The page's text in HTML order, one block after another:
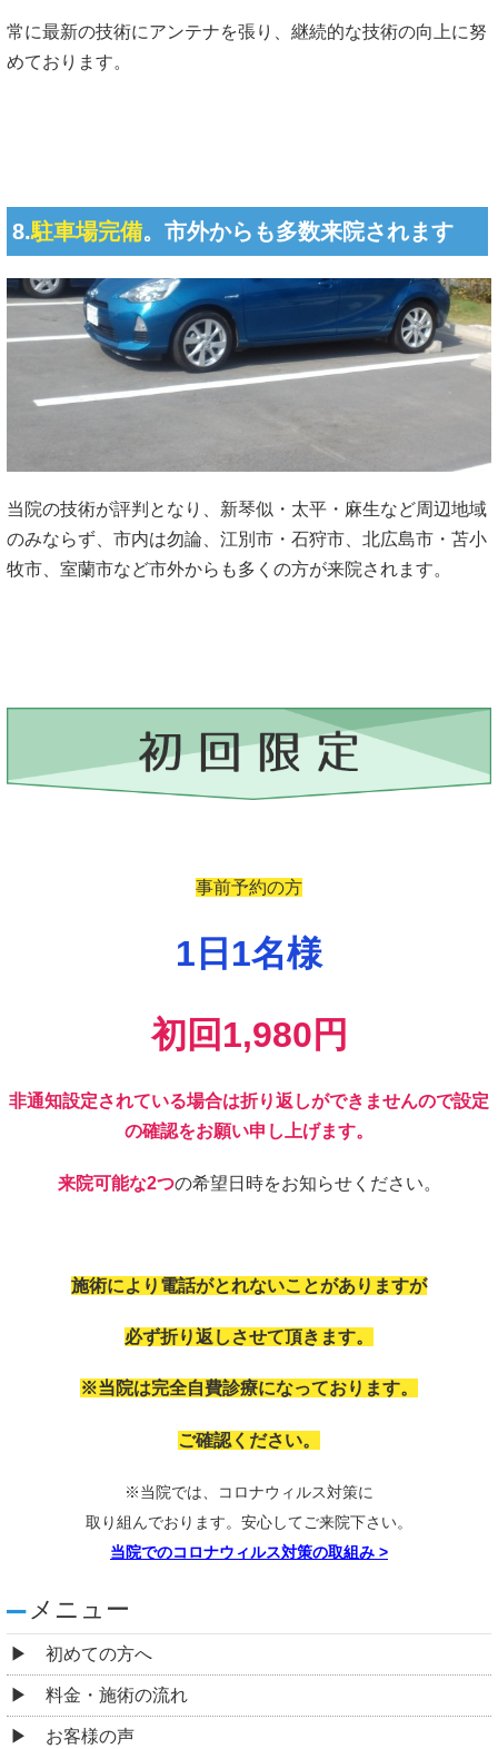
常に最新の技術にアンテナを張り、継続的な技術の向上に努
めております。
8.駐車場完備。市外からも多数来院されます
当院の技術が評判となり、新琴似・太平・麻生など周辺地域
のみならず、市内は勿論、江別市・石狩市、北広島市・苫小
牧市、室蘭市など市外からも多くの方が来院されます。
事前予約の方
1日1名様
初回1,980円
非通知設定されている場合は折り返しができませんので設定
の確認をお願い申し上げます。
来院可能な2つの希望日時をお知らせください。
施術により電話がとれないことがありますが
必ず折り返しさせて頂きます。
※当院は完全自費診療になっております。
ご確認ください。
※当院では、コロナウィルス対策に
取り組んでおります。安心してご来院下さい。
当院でのコロナウィルス対策の取組み >
メニュー
初めての方へ
料金・施術の流れ
お客様の声